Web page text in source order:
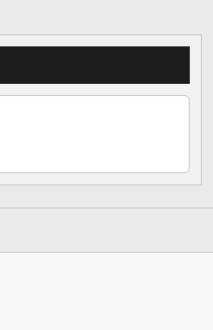
習にも！